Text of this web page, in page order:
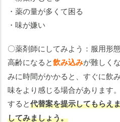
・薬の量が多くて困る
・味が嫌い
〇薬剤師にしてみよう：服用形
高齢になると飲み込みが難しく
みに時間がかかると、すぐに飲
味をより感じる場合があります
すると代替案を提示してもらえ
してみましょう。